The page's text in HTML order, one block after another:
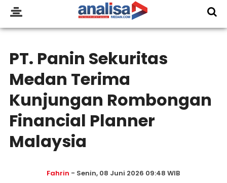
PT. Panin Sekuritas
Medan Terima
Kunjungan Rombongan
Financial Planner
Malaysia
Fahrin - Senin, 08 Juni 2026 09:48 WIB